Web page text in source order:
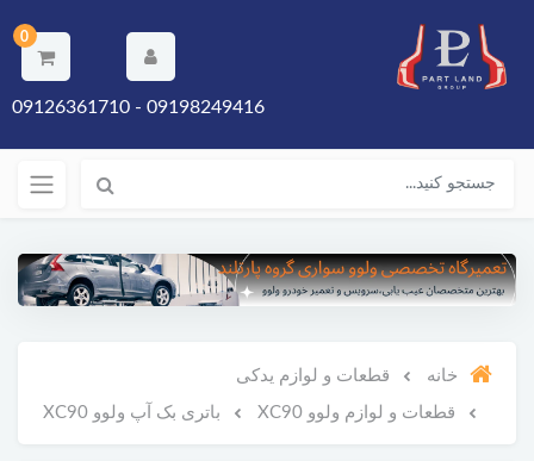
0
09198249416 - 09126361710
خانه قطعات و لوازم یدکی
قطعات و لوازم ولوو XC90 باتری بک آپ ولوو XC90